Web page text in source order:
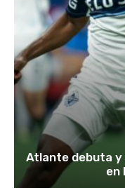
Atlante debuta
en